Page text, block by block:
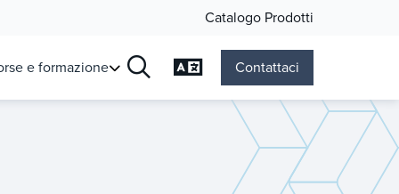
Catalogo Prodotti
e formazione Cambia lingua
Contattaci